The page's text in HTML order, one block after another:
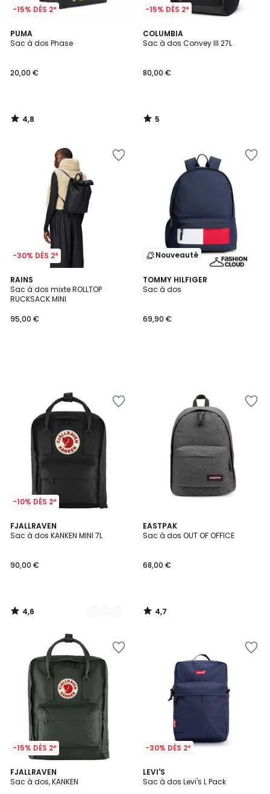
-15% DÈS 2*
PUMA
Sac à dos Phase
20,00 €
4,8
/ 5
4,8
/
-15% DÈS 2*
COLUMBIA
Sac à dos Convey III 27L
80,00 €
5
/
5
/
-30% DÈS 2*
RAINS
Sac à dos mixte ROLLTOP
RUCKSACK MINI
95,00 €
Nouveauté
TOMMY HILFIGER
Sac à dos
69,90 €
-10% DÈS 2*
FJALLRAVEN
Sac à dos KANKEN MINI 7L
90,00 €
4,6
/ 5
4
Couleurs
4,6
/
EASTPAK
Sac à dos OUT OF OFFICE
68,00 €
4,7
/ 5
4,7
/
-15% DÈS 2*
FJALLRAVEN
Sac à dos, KANKEN
4,2
/ 5
-30% DÈS 2*
LEVI'S
Sac à dos Levi's L Pack
4,8
/ 5